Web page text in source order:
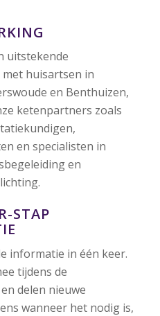
uitstekende
huisartsen in
en Benthuizen,
ketenpartners zoals
en specialisten in
en
STAP
informatie in één keer.
tijdens de
delen nieuwe
wanneer het nodig is,